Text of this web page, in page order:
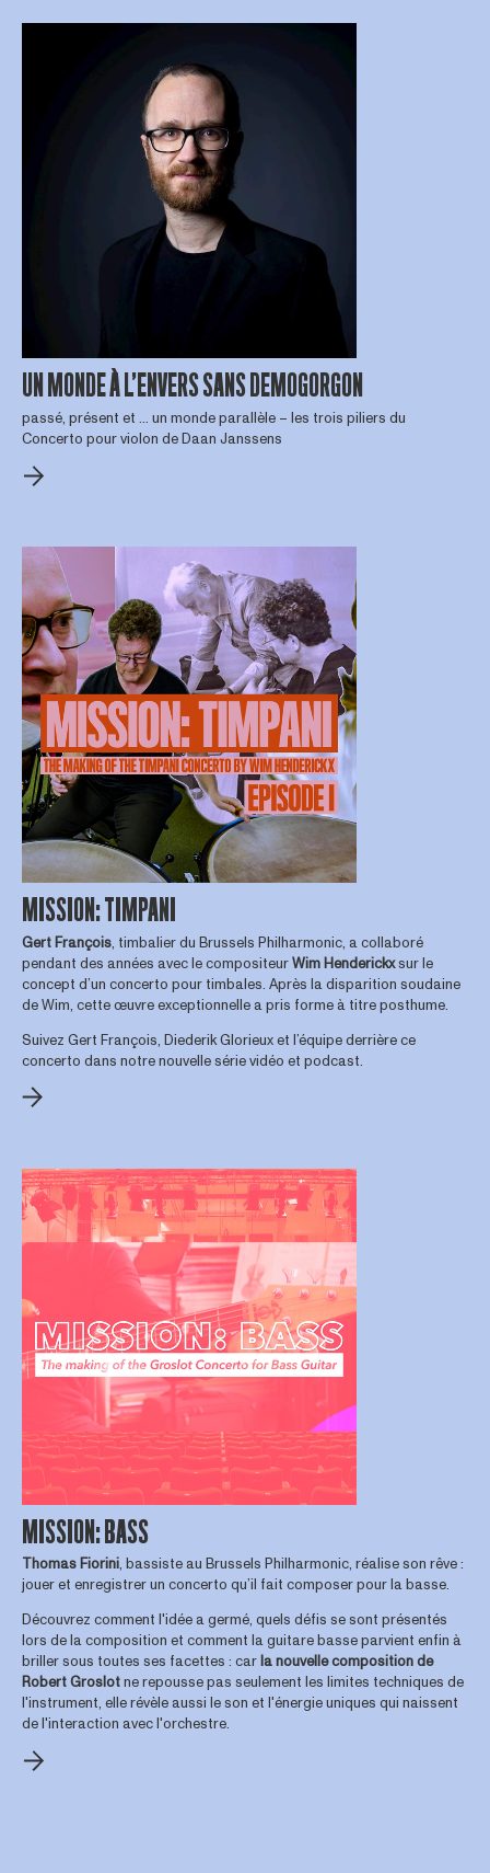
UN MONDE À L’ENVERS SANS DEMOGORGON
passé, présent et … un monde parallèle – les trois piliers du
Concerto pour violon de Daan Janssens
MISSION: TIMPANI
Gert François, timbalier du Brussels Philharmonic, a collaboré
pendant des années avec le compositeurWim Henderickxsur le
concept d’un concerto pour timbales. Après la disparition soudaine
de Wim, cette œuvre exceptionnelle a pris forme à titre posthume.
Suivez Gert François, Diederik Glorieux et l’équipe derrière ce
concerto dans notre nouvelle série vidéo et podcast.
MISSION: BASS
Thomas Fiorini, bassiste au Brussels Philharmonic, réalise son rêve :
jouer et enregistrer un concerto qu’il fait composer pour la basse.
Découvrez comment l'idée a germé, quels défis se sont présentés
lors de la composition et comment la guitare basse parvient enfin à
briller sous toutes ses facettes : carla nouvelle composition de
Robert Groslotne repousse pas seulement les limites techniques de
l'instrument, elle révèle aussi le son et l'énergie uniques qui naissent
de l'interaction avec l'orchestre.